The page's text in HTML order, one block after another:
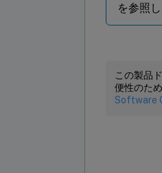
を参照
この製品
便性のた
Software